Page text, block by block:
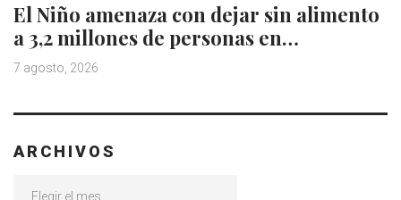
El Niño amenaza con dejar sin alimento
a 3,2 millones de personas en…
7 agosto, 2026
ARCHIVOS